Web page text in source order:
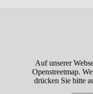
Auf unserer
Openstreetmap.
drücken Sie bitte